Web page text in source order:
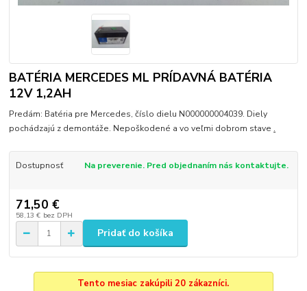
BATÉRIA MERCEDES ML PRÍDAVNÁ BATÉRIA
12V 1,2AH
Predám: Batéria pre Mercedes, číslo dielu N000000004039. Diely
pochádzajú z demontáže. Nepoškodené a vo veľmi dobrom stave .
Dostupnosť Na preverenie. Pred objednaním nás kontaktujte.
71,50 €
58,13 € bez DPH
Pridať do košíka
Tento mesiac zakúpili 20 zákazníci.